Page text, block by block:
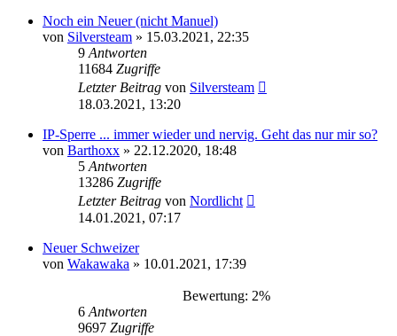
Noch ein Neuer (nicht Manuel)
von Silversteam » 15.03.2021, 22:35
9 Antworten
11684 Zugriffe
Letzter Beitrag von Silversteam
18.03.2021, 13:20
IP-Sperre ... immer wieder und nervig. Geht das nur mir so?
von Barthoxx » 22.12.2020, 18:48
5 Antworten
13286 Zugriffe
Letzter Beitrag von Nordlicht
14.01.2021, 07:17
Neuer Schweizer
von Wakawaka » 10.01.2021, 17:39
Bewertung: 2%
6 Antworten
9697 Zugriffe